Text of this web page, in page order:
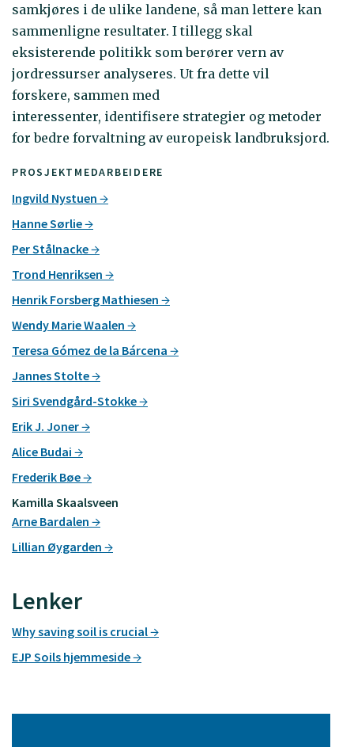
PROSJEKTMEDARBEIDERE
Ingvild Nystuen
Hanne Sørlie
Per Stålnacke
Trond Henriksen
Henrik Forsberg Mathiesen
Wendy Marie Waalen
Teresa Gómez de la Bárcena
Jannes Stolte
Siri Svendgård-Stokke
Erik J. Joner
Alice Budai
Frederik Bøe
Kamilla Skaalsveen
Arne Bardalen
Lillian Øygarden
Lenker
Why saving soil is crucial
EJP Soils hjemmeside
samkjøres i de ulike landene, så man lettere kan
sammenligne resultater. I tillegg skal
eksisterende politikk som berører vern av
jordressurser analyseres. Ut fra dette vil
forskere, sammen med
interessenter, identifisere strategier og metoder
for bedre forvaltning av europeisk landbruksjord.